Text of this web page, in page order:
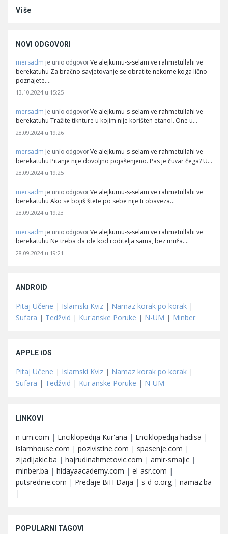
Više
NOVI ODGOVORI
mersadm je unio odgovor Ve alejkumu-s-selam ve rahmetullahi ve
berekatuhu Za bračno savjetovanje se obratite nekome koga lično
poznajete.…
13.10.2024 u 15:25
mersadm je unio odgovor Ve alejkumu-s-selam ve rahmetullahi ve
berekatuhu Tražite tiknture u kojim nije korišten etanol. One u…
28.09.2024 u 19:26
mersadm je unio odgovor Ve alejkumu-s-selam ve rahmetullahi ve
berekatuhu Pitanje nije dovoljno pojašenjeno. Pas je čuvar čega? U…
28.09.2024 u 19:25
mersadm je unio odgovor Ve alejkumu-s-selam ve rahmetullahi ve
berekatuhu Ako se bojiš štete po sebe nije ti obaveza…
28.09.2024 u 19:23
mersadm je unio odgovor Ve alejkumu-s-selam ve rahmetullahi ve
berekatuhu Ne treba da ide kod roditelja sama, bez muža.…
28.09.2024 u 19:21
ANDROID
Pitaj Učene | Islamski Kviz | Namaz korak po korak |
Sufara | Tedžvid | Kur'anske Poruke | N-UM | Minber
APPLE iOS
Pitaj Učene | Islamski Kviz | Namaz korak po korak |
Sufara | Tedžvid | Kur'anske Poruke | N-UM
LINKOVI
n-um.com | Enciklopedija Kur'ana | Enciklopedija hadisa |
islamhouse.com | pozivistine.com | spasenje.com |
zijadljakic.ba | hajrudinahmetovic.com | amir-smajic |
minber.ba | hidayaacademy.com | el-asr.com |
putsredine.com | Predaje BiH Daija | s-d-o.org | namaz.ba
|
POPULARNI TAGOVI